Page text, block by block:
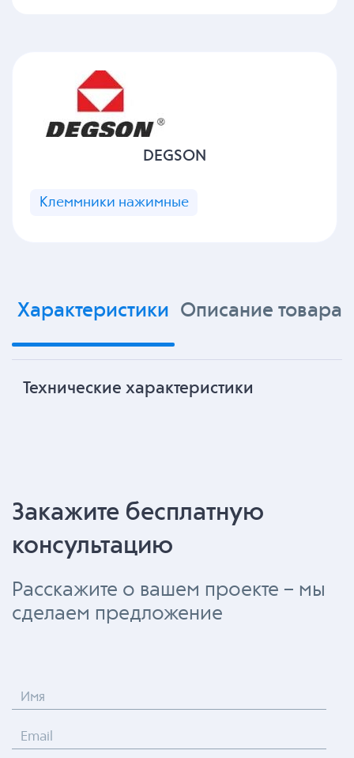
DEGSON
Клеммники нажимные
Характеристики Описание товара
Технические характеристики
Закажите бесплатную
консультацию
Расскажите о вашем проекте – мы
сделаем предложение
Имя
Email